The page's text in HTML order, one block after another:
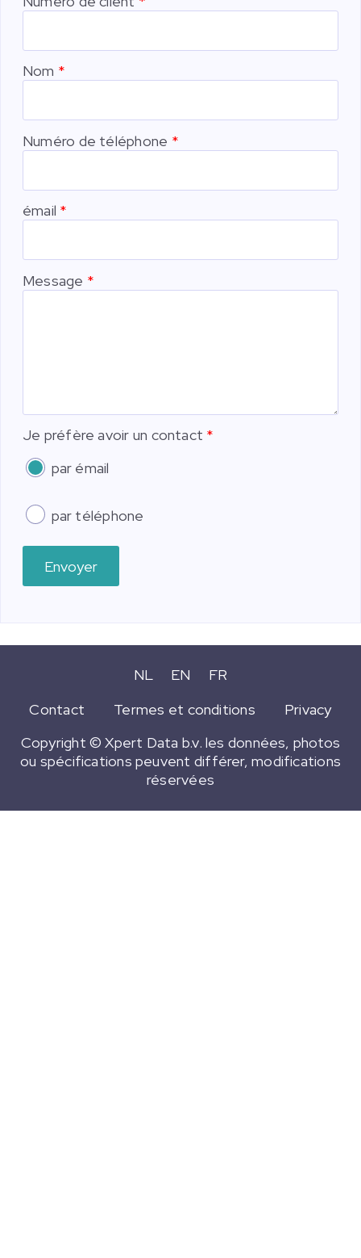
Nom
Numéro de téléphone
émail
Message
Je préfère avoir un contact
par émail
par téléphone
Envoyer
NL EN
FR
Contact
Termes et conditions
Privacy
Copyright © Xpert Data b.v. les données, photos
ou spécifications peuvent différer, modifications
réservées